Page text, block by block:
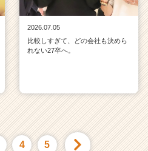
2026.07.05
比較しすぎて、どの会社も決めら
れない27卒へ。
4 5